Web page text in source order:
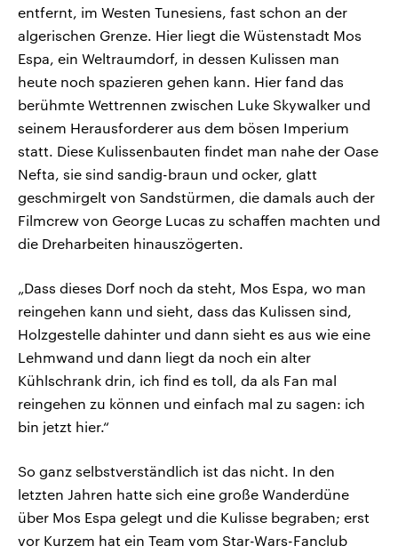
entfernt, im Westen Tunesiens, fast schon an der
algerischen Grenze. Hier liegt die Wüstenstadt Mos
Espa, ein Weltraumdorf, in dessen Kulissen man
heute noch spazieren gehen kann. Hier fand das
berühmte Wettrennen zwischen Luke Skywalker und
seinem Herausforderer aus dem bösen Imperium
statt. Diese Kulissenbauten findet man nahe der Oase
Nefta, sie sind sandig-braun und ocker, glatt
geschmirgelt von Sandstürmen, die damals auch der
Filmcrew von George Lucas zu schaffen machten und
die Dreharbeiten hinauszögerten.
„Dass dieses Dorf noch da steht, Mos Espa, wo man
reingehen kann und sieht, dass das Kulissen sind,
Holzgestelle dahinter und dann sieht es aus wie eine
Lehmwand und dann liegt da noch ein alter
Kühlschrank drin, ich find es toll, da als Fan mal
reingehen zu können und einfach mal zu sagen: ich
bin jetzt hier.“
So ganz selbstverständlich ist das nicht. In den
letzten Jahren hatte sich eine große Wanderdüne
über Mos Espa gelegt und die Kulisse begraben; erst
vor Kurzem hat ein Team vom Star-Wars-Fanclub